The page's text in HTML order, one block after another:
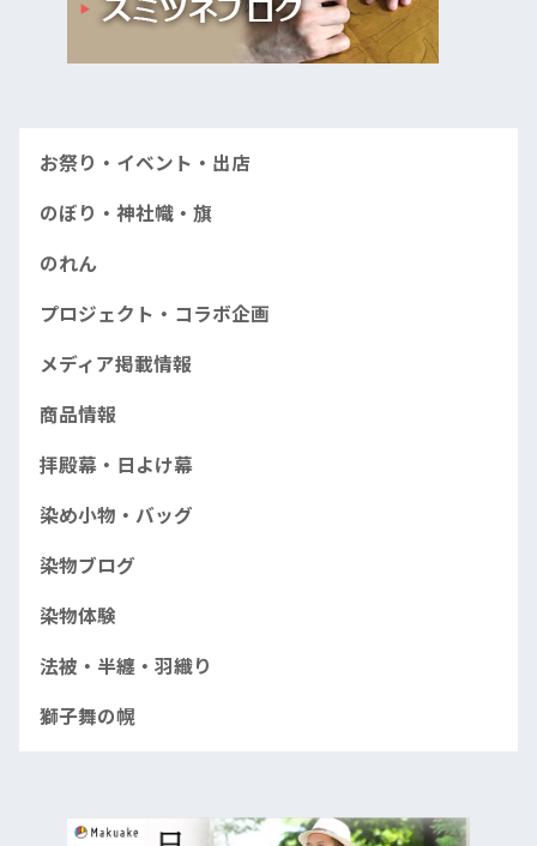
お祭り・イベント・出店
のぼり・神社幟・旗
のれん
プロジェクト・コラボ企画
メディア掲載情報
商品情報
拝殿幕・日よけ幕
染め小物・バッグ
染物ブログ
染物体験
法被・半纏・羽織り
獅子舞の幌